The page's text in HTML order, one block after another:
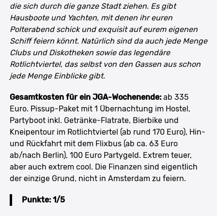
die sich durch die ganze Stadt ziehen. Es gibt
Hausboote und Yachten, mit denen ihr euren
Polterabend schick und exquisit auf eurem eigenen
Schiff feiern könnt. Natürlich sind da auch jede Menge
Clubs und Diskotheken sowie das legendäre
Rotlichtviertel, das selbst von den Gassen aus schon
jede Menge Einblicke gibt.
Gesamtkosten für ein JGA-Wochenende: ab 335
Euro. Pissup-Paket mit 1 Übernachtung im Hostel,
Partyboot inkl. Getränke-Flatrate, Bierbike und
Kneipentour im Rotlichtviertel (ab rund 170 Euro), Hin-
und Rückfahrt mit dem Flixbus (ab ca. 63 Euro
ab/nach Berlin), 100 Euro Partygeld. Extrem teuer,
aber auch extrem cool. Die Finanzen sind eigentlich
der einzige Grund, nicht in Amsterdam zu feiern.
Punkte: 1/5